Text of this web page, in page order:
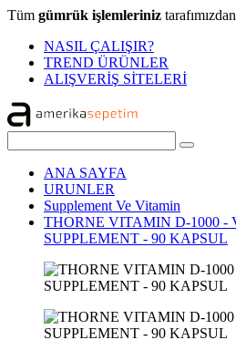
Tüm gümrük işlemleriniz
NASIL ÇALIŞIR?
TREND ÜRÜNLER
ALIŞVERİŞ SİTELERİ
ANA SAYFA
URUNLER
Supplement Ve Vitamin
THORNE VITAMIN D-1000 -
SUPPLEMENT - 90 KAPSUL